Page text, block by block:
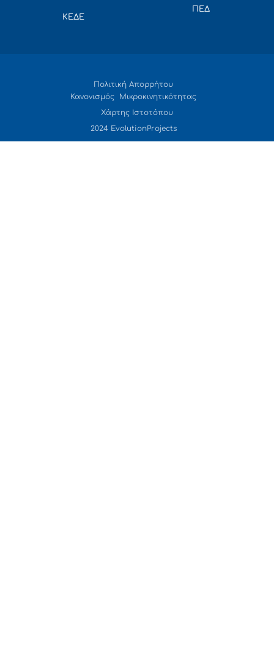
ΚΕΔΕ
ΠΕΔ
Πολιτική Απορρήτου
Κανονισμός Μικροκινητικότητας
Χάρτης Ιστοτόπου
2024 EvolutionProjects